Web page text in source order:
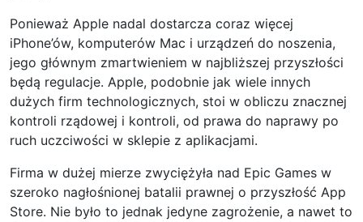
Ponieważ Apple nadal dostarcza coraz więcej
iPhone’ów, komputerów Mac i urządzeń do noszenia,
jego głównym zmartwieniem w najbliższej przyszłości
będą regulacje. Apple, podobnie jak wiele innych
dużych firm technologicznych, stoi w obliczu znacznej
kontroli rządowej i kontroli, od prawa do naprawy po
ruch uczciwości w sklepie z aplikacjami.
Firma w dużej mierze zwyciężyła nad Epic Games w
szeroko nagłośnionej batalii prawnej o przyszłość App
Store. Nie było to jednak jedyne zagrożenie, a nawet to